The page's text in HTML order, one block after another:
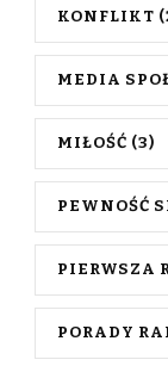
KONFLIKT
MEDIA
MIŁOŚĆ (3)
PEWNOŚĆ
PIERWSZA
PORADY